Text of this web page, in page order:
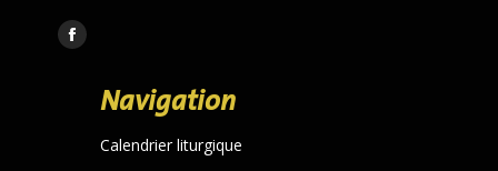
Trouvez nous sur :
Facebook
opensNavigation
Calendrier liturgique